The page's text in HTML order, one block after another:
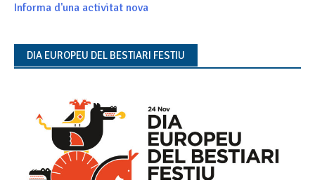
Informa d'una activitat nova
DIA EUROPEU DEL BESTIARI FESTIU